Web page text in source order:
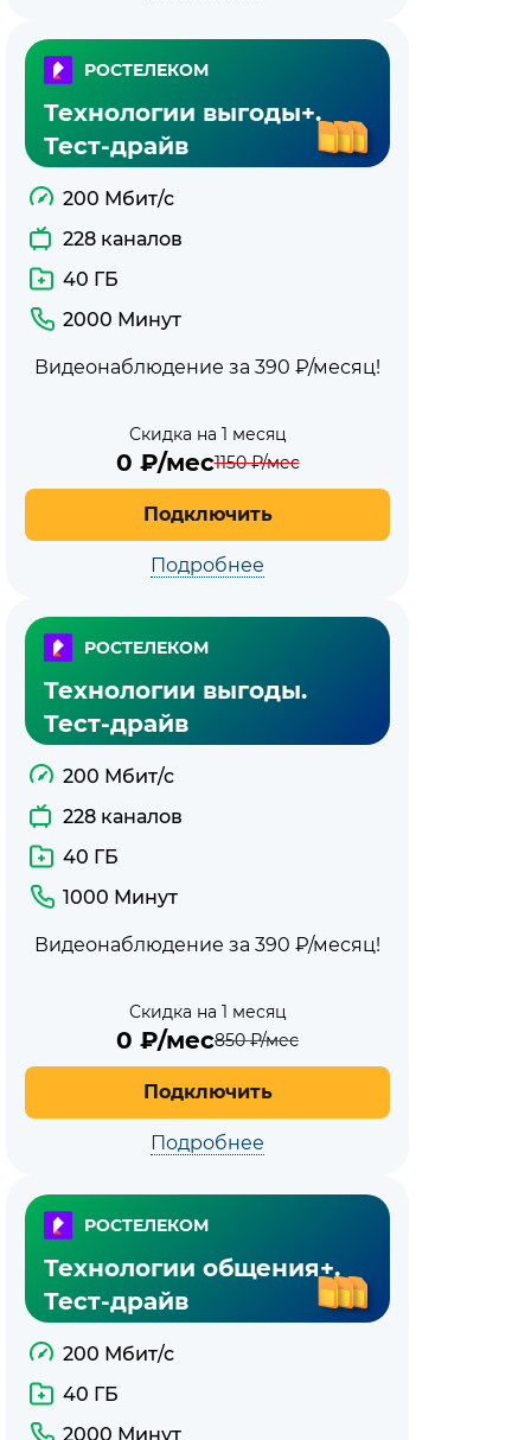
РОСТЕЛЕКОМ
Технологии выгоды+.
Тест-драйв
200 Мбит/с
228 каналов
40 ГБ
2000 Минут
Видеонаблюдение за 390 ₽/месяц!
Скидка на 1 месяц
0 ₽/мес1150₽/мес
Подключить
Подробнее
РОСТЕЛЕКОМ
Технологии выгоды.
Тест-драйв
200 Мбит/с
228 каналов
40 ГБ
1000 Минут
Видеонаблюдение за 390 ₽/месяц!
Скидка на 1 месяц
0 ₽/мес850₽/мес
Подключить
Подробнее
РОСТЕЛЕКОМ
Технологии общения+.
Тест-драйв
200 Мбит/с
40 ГБ
2000 Минут